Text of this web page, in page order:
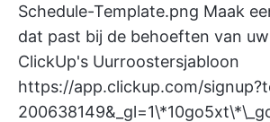
Schedule-Template.png Maak
dat past bij de behoeften van
ClickUp's Uurroostersjabloon
https://app.clickup.com/